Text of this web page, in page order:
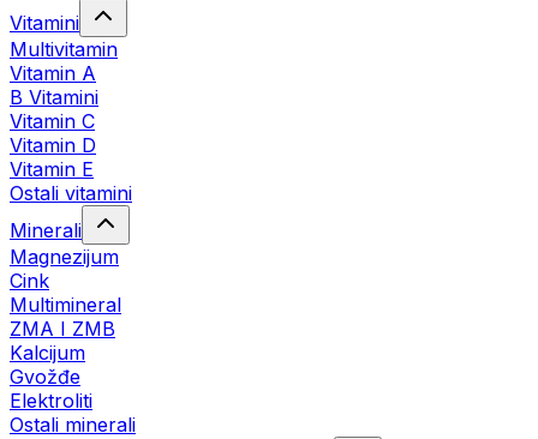
Vitamini
Multivitamin
Vitamin A
B Vitamini
Vitamin C
Vitamin D
Vitamin E
Ostali vitamini
Minerali
Magnezijum
Cink
Multimineral
ZMA I ZMB
Kalcijum
Gvožđe
Elektroliti
Ostali minerali